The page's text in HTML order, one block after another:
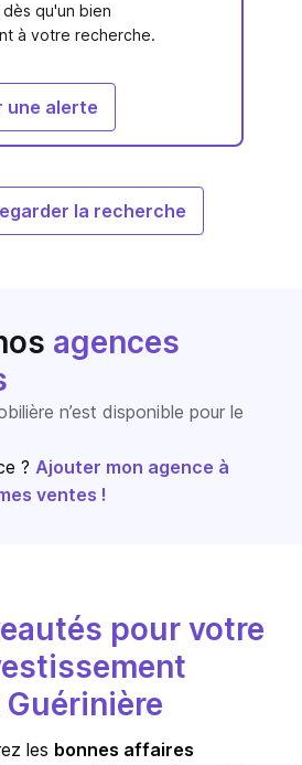
qu'un bien
à votre recherche.
une alerte
la recherche
agences
n’est disponible pour le
? Ajouter mon agence à
ventes !
pour votre
les bonnes affaires